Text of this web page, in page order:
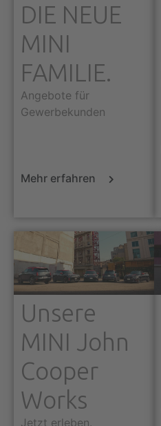
DIE NEUE
MINI
FAMILIE.
Angebote für
Gewerbekunden
Mehr erfahren
Unsere
MINI John
Cooper
Works
Jetzt erleben.